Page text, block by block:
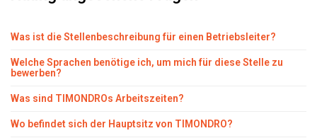
Was ist die Stellenbeschreibung für einen Betriebsleiter?
Welche Sprachen benötige ich, um mich für diese Stelle zu
bewerben?
Was sind TIMONDROs Arbeitszeiten?
Wo befindet sich der Hauptsitz von TIMONDRO?